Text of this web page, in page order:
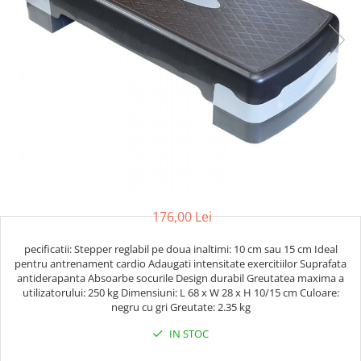
Saci/Dispozitive cu baza
Saci box uppercut/clepsidra
Sisteme de prindere/Accesorii
Martiale/Karate/Kickboxing
Centuri Arte Martiale/Karate
Arme Arte Martiale
Accesorii Fitness
Funii/Franghii Antrenament
Imbracaminte pt Fitness
176,00 Lei
pecificatii: Stepper reglabil pe doua inaltimi: 10 cm sau 15 cm Ideal
pentru antrenament cardio Adaugati intensitate exercitiilor Suprafata
antiderapanta Absoarbe socurile Design durabil Greutatea maxima a
utilizatorului: 250 kg Dimensiuni: L 68 x W 28 x H 10/15 cm Culoare:
negru cu gri Greutate: 2.35 kg
IN STOC